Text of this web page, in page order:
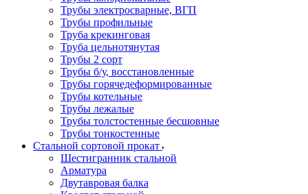
Трубы электросварные, ВГП
Трубы профильные
Труба крекинговая
Труба цельнотянутая
Трубы 2 сорт
Трубы б/у, восстановленные
Трубы горячедеформированные
Трубы котельные
Трубы лежалые
Трубы толстостенные бесшовные
Трубы тонкостенные
Стальной сортовой прокат
Шестигранник стальной
Арматура
Двутавровая балка